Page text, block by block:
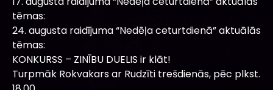
tēmas:
24. augusta raidījuma “Nedēļa ceturtdienā” aktuālās
tēmas:
KONKURSS – ZINĪBU DUELIS ir klāt!
Turpmāk Rokvakars ar Rudzīti trešdienās, pēc plkst.